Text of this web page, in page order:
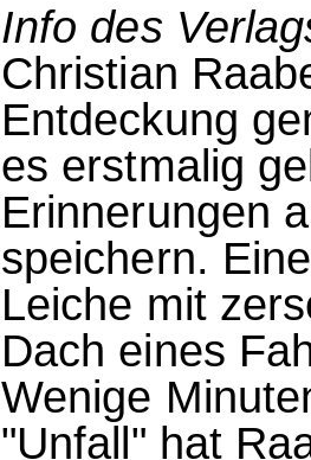
Info des
Christian
Entdeckung
es erstmalig
Erinnerungen
speichern.
Leiche mit
Dach eines
Wenige
"Unfall" hat